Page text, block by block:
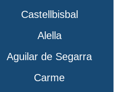
Castellbisbal
Alella
Aguilar de Segarra
Carme